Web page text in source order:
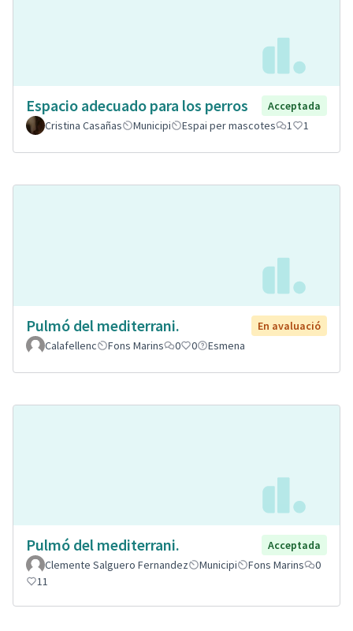
Espacio adecuado para los perros
Acceptada
Cristina Casañas
Municipi Espai per mascotes 1 1
Pulmó del mediterrani.
En avaluació
Calafellenc
Fons Marins 0 0 Esmena
Pulmó del mediterrani.
Acceptada
Clemente Salguero Fernandez
Municipi Fons Marins
0
11